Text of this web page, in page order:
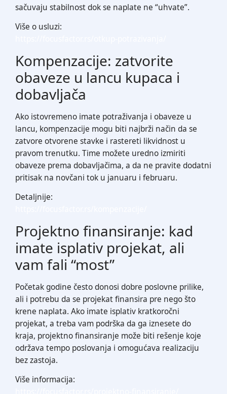
sačuvaju stabilnost dok se naplate ne “uhvate”.
Više o usluzi:
Kompenzacije: zatvorite
obaveze u lancu kupaca i
dobavljača
Ako istovremeno imate potraživanja i obaveze u
lancu, kompenzacije mogu biti najbrži način da se
zatvore otvorene stavke i rastereti likvidnost u
pravom trenutku. Time možete uredno izmiriti
obaveze prema dobavljačima, a da ne pravite dodatni
pritisak na novčani tok u januaru i februaru.
Detaljnije:
Projektno finansiranje: kad
imate isplativ projekat, ali
vam fali “most”
Početak godine često donosi dobre poslovne prilike,
ali i potrebu da se projekat finansira pre nego što
krene naplata. Ako imate isplativ kratkoročni
projekat, a treba vam podrška da ga iznesete do
kraja, projektno finansiranje može biti rešenje koje
održava tempo poslovanja i omogućava realizaciju
bez zastoja.
Više informacija: